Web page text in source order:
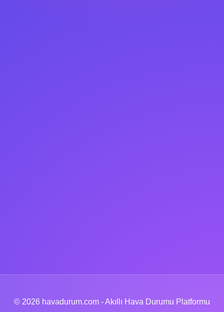
© 2026 havadurum.com - Akıllı Hava Durumu Platformu